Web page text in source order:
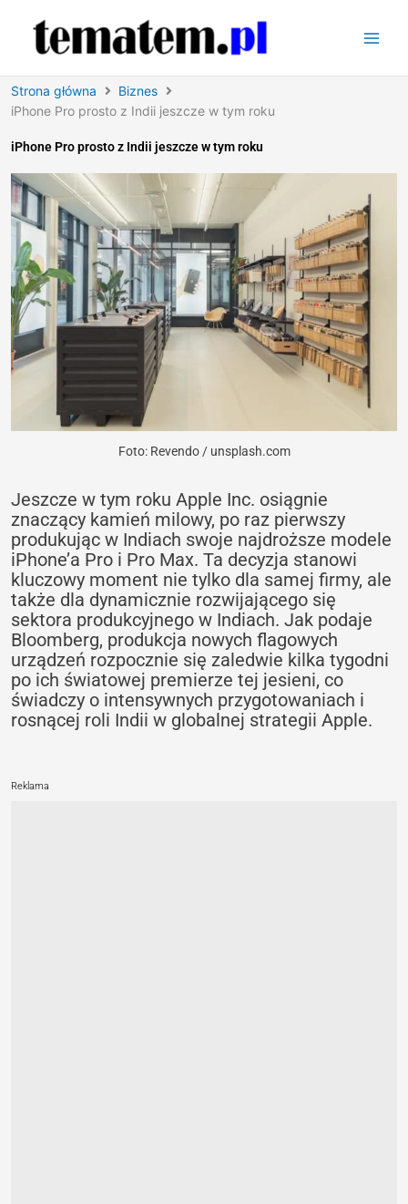
Strona główna
Biznes
iPhone Pro prosto z Indii jeszcze w tym roku
iPhone Pro prosto z Indii jeszcze w tym roku
Foto: Revendo / unsplash.com
Jeszcze w tym roku Apple Inc. osiągnie
znaczący kamień milowy, po raz pierwszy
produkując w Indiach swoje najdroższe modele
iPhone’a Pro i Pro Max. Ta decyzja stanowi
kluczowy moment nie tylko dla samej firmy, ale
także dla dynamicznie rozwijającego się
sektora produkcyjnego w Indiach. Jak podaje
Bloomberg, produkcja nowych flagowych
urządzeń rozpocznie się zaledwie kilka tygodni
po ich światowej premierze tej jesieni, co
świadczy o intensywnych przygotowaniach i
rosnącej roli Indii w globalnej strategii Apple.
Reklama